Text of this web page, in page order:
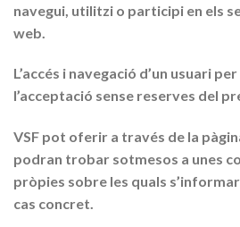
navegui, utilitzi o participi en els
web.
L’accés i navegació d’un usuari
l’acceptació sense reserves del
VSF pot oferir a través de la
podran trobar sotmesos a unes
pròpies sobre les quals
cas concret.